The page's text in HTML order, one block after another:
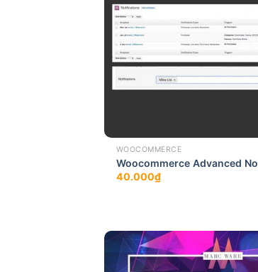
WOOCOMMERCE
Woocommerce Advanced
40.000₫